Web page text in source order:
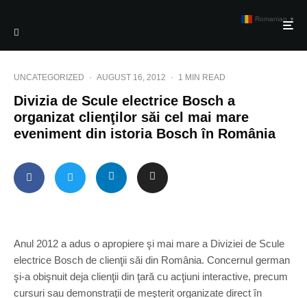
UNCATEGORIZED · AUGUST 16, 2012 · 1 MIN READ
Divizia de Scule electrice Bosch a
organizat clienţilor săi cel mai mare
eveniment din istoria Bosch în România
Anul 2012 a adus o apropiere şi mai mare a Diviziei de Scule
electrice Bosch de clienţii săi din România. Concernul german
şi-a obişnuit deja clienţii din ţară cu acţiuni interactive, precum
cursuri sau demonstraţii de meşterit organizate direct în
Romanian ▼